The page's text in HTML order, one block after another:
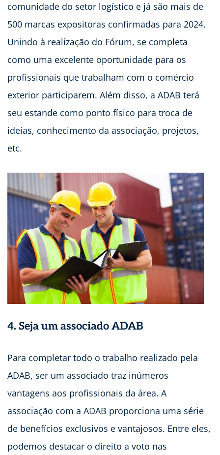
comunidade do setor logístico e já são mais de
500 marcas expositoras confirmadas para 2024.
Unindo à realização do Fórum, se completa
como uma excelente oportunidade para os
profissionais que trabalham com o comércio
exterior participarem. Além disso, a ADAB terá
seu estande como ponto físico para troca de
ideias, conhecimento da associação, projetos,
etc.
4. Seja um associado ADAB
Para completar todo o trabalho realizado pela
ADAB, ser um associado traz inúmeros
vantagens aos profissionais da área. A
associação com a ADAB proporciona uma série
de benefícios exclusivos e vantajosos. Entre eles,
podemos destacar o direito a voto nas